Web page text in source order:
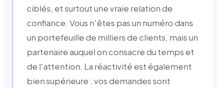
ciblés, et surtout une vraie relation de
confiance. Vous n'êtes pas un numéro dans
un portefeuille de milliers de clients, mais un
partenaire auquel on consacre du temps et
de l'attention. La réactivité est également
bien supérieure : vos demandes sont